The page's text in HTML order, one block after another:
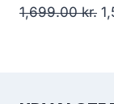
1,699.00kr.